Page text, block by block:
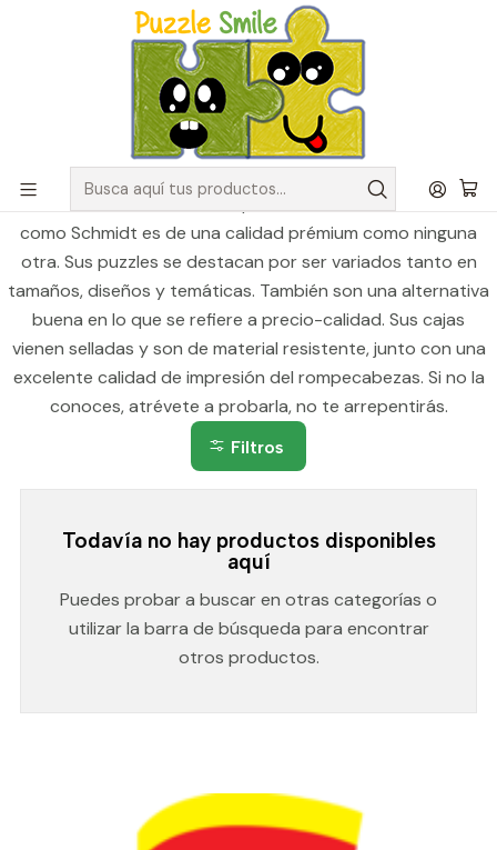
Envíos GRATIS para pedidos sobre $50.000 en Regiones de la
Catálogo de Puzzles y Rompecabezas
Marcas
Puzzles Schmidt
La marca alemana Schmidt Spiele Puzzle también conocida
como Schmidt es de una calidad prémium como ninguna
otra. Sus puzzles se destacan por ser variados tanto en
tamaños, diseños y temáticas. También son una alternativa
buena en lo que se refiere a precio-calidad. Sus cajas
vienen selladas y son de material resistente, junto con una
excelente calidad de impresión del rompecabezas. Si no la
conoces, atrévete a probarla, no te arrepentirás.
Filtros
Todavía no hay productos disponibles
aquí
Puedes probar a buscar en otras categorías o
utilizar la barra de búsqueda para encontrar
otros productos.